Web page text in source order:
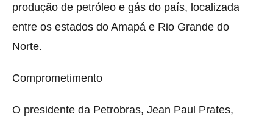
produção de petróleo e gás do país, localizada
entre os estados do Amapá e Rio Grande do
Norte.
Comprometimento
O presidente da Petrobras, Jean Paul Prates,